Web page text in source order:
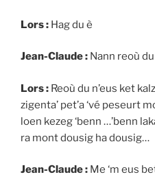
Lors : Hag du è
Jean-Claude : Nann reoù
Lors : Reoù du n’eus ket
zigenta’ pet’a ‘vé peseurt
loen kezeg ‘benn …’benn
ra mont dousig ha dousig…
Jean-Claude : Me ‘m eus